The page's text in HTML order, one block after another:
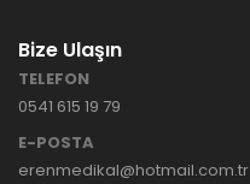
Bize Ulaşın
TELEFON
0541 615 19 79
E-POSTA
erenmedikal@hotmail.com.tr